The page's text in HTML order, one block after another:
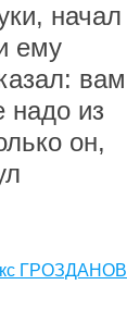
начал
ему
вам
надо из
он,
ГРОЗДАНОВ